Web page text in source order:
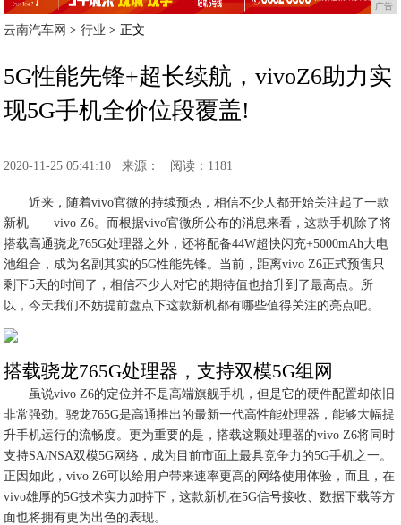
广告
云南汽车网 >行业 > 正文
5G性能先锋+超长续航，vivoZ6助力实
现5G手机全价位段覆盖!
2020-11-25 05:41:10 来源： 阅读：1181
近来，随着vivo官微的持续预热，相信不少人都开始关注起了一款
新机——vivo Z6。而根据vivo官微所公布的消息来看，这款手机除了将
搭载高通骁龙765G处理器之外，还将配备44W超快闪充+5000mAh大电
池组合，成为名副其实的5G性能先锋。当前，距离vivo Z6正式预售只
剩下5天的时间了，相信不少人对它的期待值也抬升到了最高点。所
以，今天我们不妨提前盘点下这款新机都有哪些值得关注的亮点吧。
搭载骁龙765G处理器，支持双模5G组网
虽说vivo Z6的定位并不是高端旗舰手机，但是它的硬件配置却依旧
非常强劲。骁龙765G是高通推出的最新一代高性能处理器，能够大幅提
升手机运行的流畅度。更为重要的是，搭载这颗处理器的vivo Z6将同时
支持SA/NSA双模5G网络，成为目前市面上最具竞争力的5G手机之一。
正因如此，vivo Z6可以给用户带来速率更高的网络使用体验，而且，在
vivo雄厚的5G技术实力加持下，这款新机在5G信号接收、数据下载等方
面也将拥有更为出色的表现。